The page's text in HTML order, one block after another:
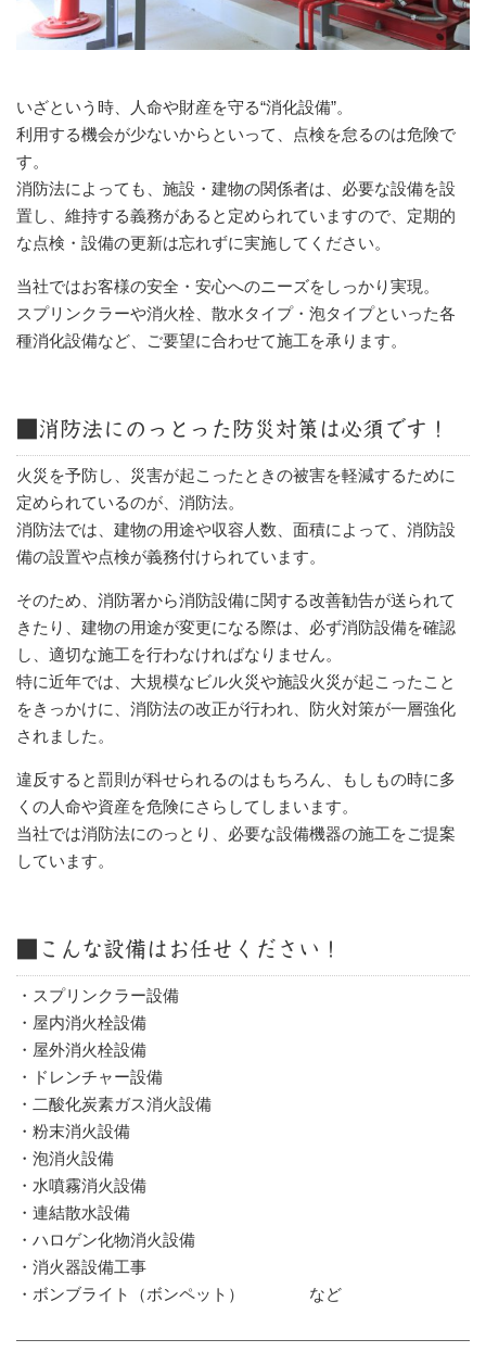
いざという時、人命や財産を守る“消化設備”。
利用する機会が少ないからといって、点検を怠るのは危険で
す。
消防法によっても、施設・建物の関係者は、必要な設備を設
置し、維持する義務があると定められていますので、定期的
な点検・設備の更新は忘れずに実施してください。
当社ではお客様の安全・安心へのニーズをしっかり実現。
スプリンクラーや消火栓、散水タイプ・泡タイプといった各
種消化設備など、ご要望に合わせて施工を承ります。
■消防法にのっとった防災対策は必須です！
火災を予防し、災害が起こったときの被害を軽減するために
定められているのが、消防法。
消防法では、建物の用途や収容人数、面積によって、消防設
備の設置や点検が義務付けられています。
そのため、消防署から消防設備に関する改善勧告が送られて
きたり、建物の用途が変更になる際は、必ず消防設備を確認
し、適切な施工を行わなければなりません。
特に近年では、大規模なビル火災や施設火災が起こったこと
をきっかけに、消防法の改正が行われ、防火対策が一層強化
されました。
違反すると罰則が科せられるのはもちろん、もしもの時に多
くの人命や資産を危険にさらしてしまいます。
当社では消防法にのっとり、必要な設備機器の施工をご提案
しています。
■こんな設備はお任せください！
・スプリンクラー設備
・屋内消火栓設備
・屋外消火栓設備
・ドレンチャー設備
・二酸化炭素ガス消火設備
・粉末消火設備
・泡消火設備
・水噴霧消火設備
・連結散水設備
・ハロゲン化物消火設備
・消火器設備工事
・ボンブライト（ボンペット） など